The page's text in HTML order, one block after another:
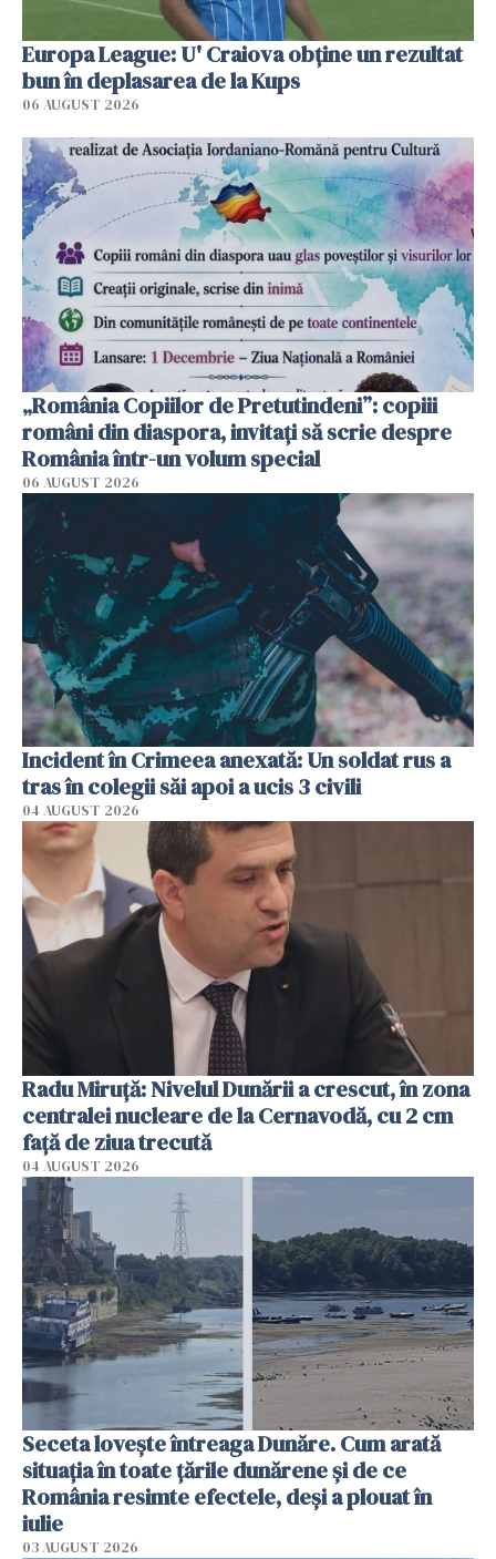
Europa League: U' Craiova obține un rezultat
bun în deplasarea de la Kups
06 AUGUST 2026
„România Copiilor de Pretutindeni”: copiii
români din diaspora, invitați să scrie despre
România într-un volum special
06 AUGUST 2026
Incident în Crimeea anexată: Un soldat rus a
tras în colegii săi apoi a ucis 3 civili
04 AUGUST 2026
Radu Miruţă: Nivelul Dunării a crescut, în zona
centralei nucleare de la Cernavodă, cu 2 cm
faţă de ziua trecută
04 AUGUST 2026
Seceta lovește întreaga Dunăre. Cum arată
situația în toate țările dunărene și de ce
România resimte efectele, deși a plouat în
iulie
03 AUGUST 2026